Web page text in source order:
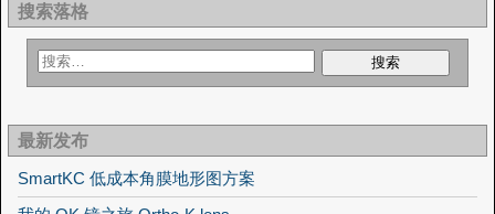
搜索落格
最新发布
SmartKC 低成本角膜地形图方案